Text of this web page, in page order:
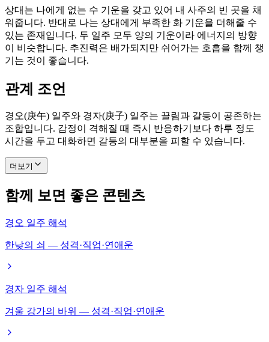
상대는 나에게 없는 수 기운을 갖고 있어 내 사주의 빈 곳을 채
워줍니다. 반대로 나는 상대에게 부족한 화 기운을 더해줄 수
있는 존재입니다. 두 일주 모두 양의 기운이라 에너지의 방향
이 비슷합니다. 추진력은 배가되지만 쉬어가는 호흡을 함께 챙
기는 것이 좋습니다.
관계 조언
경오(庚午) 일주와 경자(庚子) 일주는 끌림과 갈등이 공존하는
조합입니다. 감정이 격해질 때 즉시 반응하기보다 하루 정도
시간을 두고 대화하면 갈등의 대부분을 피할 수 있습니다.
더보기
함께 보면 좋은 콘텐츠
경오 일주 해석
한낮의 쇠 — 성격·직업·연애운
경자 일주 해석
겨울 강가의 바위 — 성격·직업·연애운